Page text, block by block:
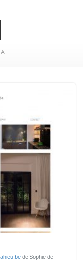
de Sophie de